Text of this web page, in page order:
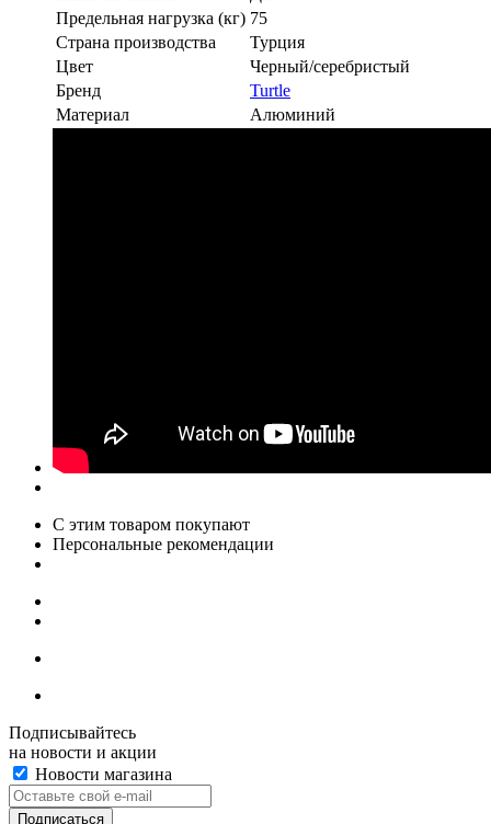
Предельная нагрузка (кг) 75
Страна производства
Турция
Цвет
Черный/серебристый
Бренд
Turtle
Материал
Алюминий
С этим товаром покупают
Персональные рекомендации
Подписывайтесь
на новости и акции
Новости магазина